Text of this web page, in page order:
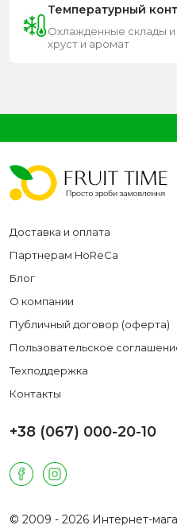
Температурный
Охлажденные склады и
хруст и аромат
Доставка и оплата
Партнерам HoReCa
Блог
О компании
Публичный договор (оферта)
Пользовательское
Техподдержка
Контакты
+38 (067) 000-20-10
© 2009 - 2026 Интернет-